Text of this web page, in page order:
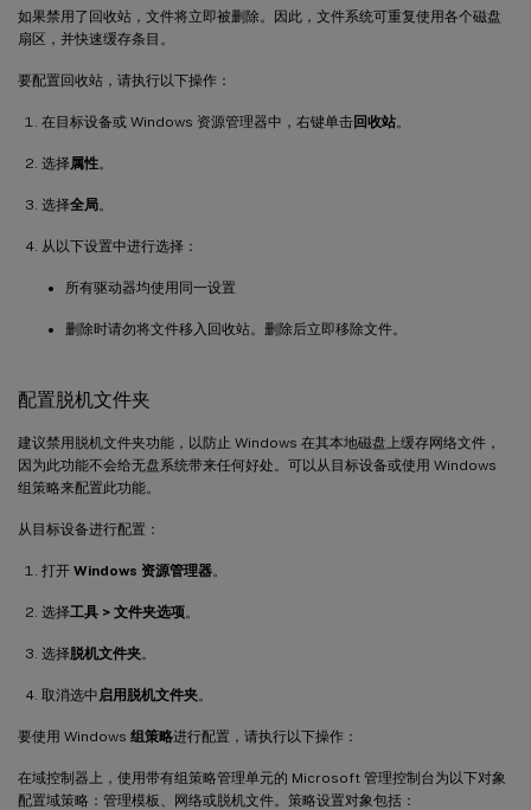
如果禁用了回收站，文件将立即被删除。因此，文件系统可重复使用各个磁盘
扇区，并快速缓存条目。
要配置回收站，请执行以下操作：
在目标设备或 Windows 资源管理器中，右键单击回收站。
选择属性。
选择全局。
从以下设置中进行选择：
所有驱动器均使用同一设置
删除时请勿将文件移入回收站。删除后立即移除文件。
配置脱机文件夹
建议禁用脱机文件夹功能，以防止 Windows 在其本地磁盘上缓存网络文件，
因为此功能不会给无盘系统带来任何好处。可以从目标设备或使用 Windows
组策略来配置此功能。
从目标设备进行配置：
打开 Windows 资源管理器。
选择工具 > 文件夹选项。
选择脱机文件夹。
取消选中 启用脱机文件夹。
要使用 Windows 组策略进行配置，请执行以下操作：
在域控制器上，使用带有组策略管理单元的 Microsoft 管理控制台为以下对象
配置域策略：管理模板、网络或脱机文件。策略设置对象包括：